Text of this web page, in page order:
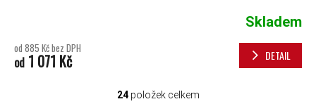
Skladem
od 885 Kč bez DPH
od 1 071 Kč DETAIL
OVLÁDACÍ PRVKY VÝPISU
24položek celkem